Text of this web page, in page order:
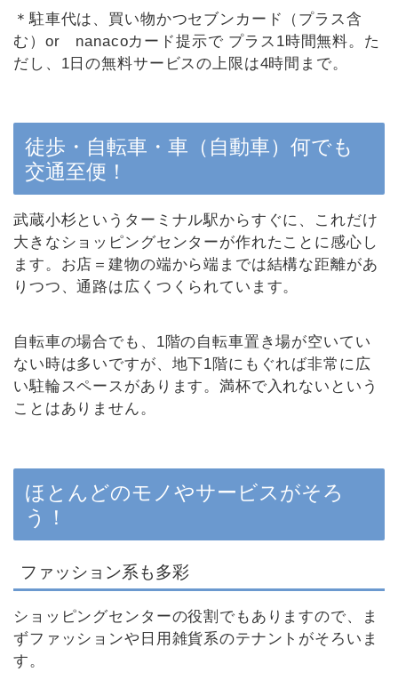
＊駐車代は、買い物かつセブンカード（プラス含
む）or nanacoカード提示で プラス1時間無料。た
だし、1日の無料サービスの上限は4時間まで。
徒歩・自転車・車（自動車）何でも
交通至便！
武蔵小杉というターミナル駅からすぐに、これだけ
大きなショッピングセンターが作れたことに感心し
ます。お店＝建物の端から端までは結構な距離があ
りつつ、通路は広くつくられています。
自転車の場合でも、1階の自転車置き場が空いてい
ない時は多いですが、地下1階にもぐれば非常に広
い駐輪スペースがあります。満杯で入れないという
ことはありません。
ほとんどのモノやサービスがそろ
う！
ファッション系も多彩
ショッピングセンターの役割でもありますので、ま
ずファッションや日用雑貨系のテナントがそろいま
す。